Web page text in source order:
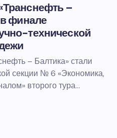
–
финале
технической
– Балтика» стали
секции № 6 «Экономика,
второго тура…